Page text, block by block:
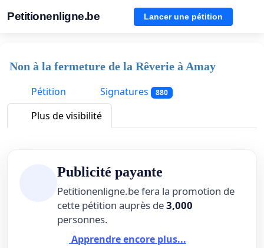
Petitionenligne.be Lancer une pétition
Non à la fermeture de la Rêverie à Amay
Pétition
Signatures 880
Plus de visibilité
Publicité payante
Petitionenligne.be fera la promotion de
cette pétition auprès de3,000
personnes.
Apprendre encore plus...